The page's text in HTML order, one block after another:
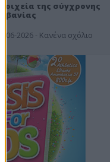
Στοιχεία της σύγχρονης
Αλβανίας
19-06-2026 - Κανένα σχόλιο